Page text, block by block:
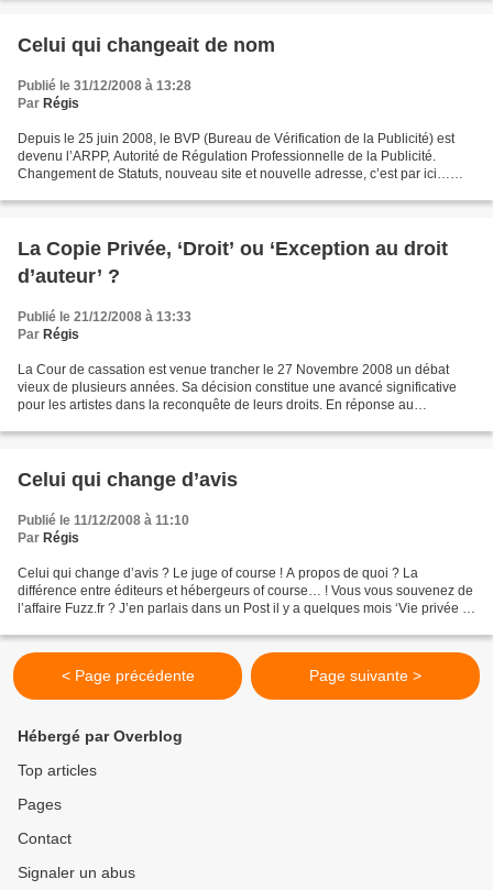
Celui qui changeait de nom
Publié le 31/12/2008 à 13:28
Par Régis
Depuis le 25 juin 2008, le BVP (Bureau de Vérification de la Publicité) est
devenu l’ARPP, Autorité de Régulation Professionnelle de la Publicité.
Changement de Statuts, nouveau site et nouvelle adresse, c’est par ici…
La Copie Privée, ‘Droit’ ou ‘Exception au droit
d’auteur’ ?
Publié le 21/12/2008 à 13:33
Par Régis
La Cour de cassation est venue trancher le 27 Novembre 2008 un débat
vieux de plusieurs années. Sa décision constitue une avancé significative
pour les artistes dans la reconquête de leurs droits. En réponse au
Celui qui change d’avis
Publié le 11/12/2008 à 11:10
Par Régis
Celui qui change d’avis ? Le juge of course ! A propos de quoi ? La
différence entre éditeurs et hébergeurs of course… ! Vous vous souvenez de
l’affaire Fuzz.fr ? J’en parlais dans un Post il y a quelques mois ‘Vie privée et
< Page précédente Page suivante >
Hébergé par Overblog
Top articles
Pages
Contact
Signaler un abus